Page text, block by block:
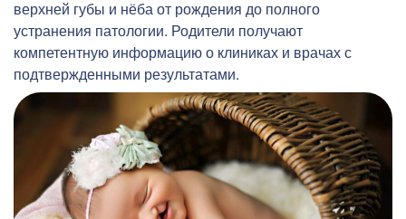
верхней губы и нёба от рождения до полного
устранения патологии. Родители получают
компетентную информацию о клиниках и врачах с
подтвержденными результатами.